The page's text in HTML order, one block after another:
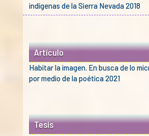
indígenas de la Sierra Nevada 2018
Artículo
Habitar la imagen. En busca de lo
por medio de la poética 2021
Tesis